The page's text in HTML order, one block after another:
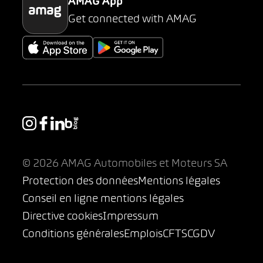
AMAG App
Get connected with AMAG
© 2026 AMAG Automobiles et Moteurs SA
Protection des donnéesMentions légales
Conseil en ligne mentions légales
Directive cookiesImpressum
Conditions généralesEmploisCFTSCGDV